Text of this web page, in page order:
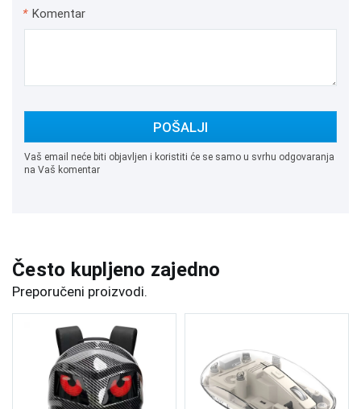
* Komentar
POŠALJI
Vaš email neće biti objavljen i koristiti će se samo u svrhu odgovaranja
na Vaš komentar
Često kupljeno zajedno
Preporučeni proizvodi.